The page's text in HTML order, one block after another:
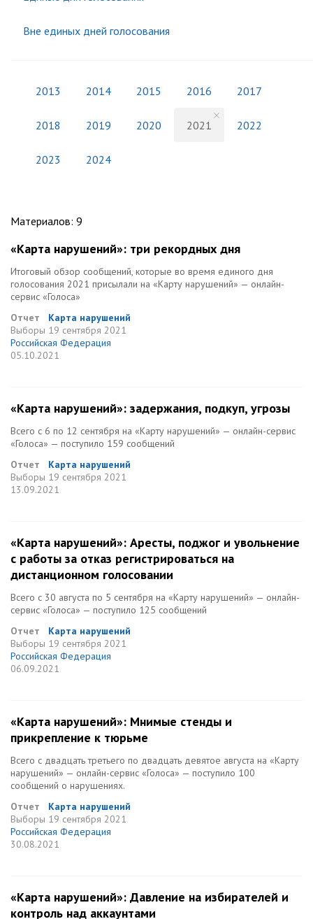
Вне единых дней голосования
2013 2014 2015 2016 2017
2018 2019 2020 2021 2022
2023 2024
Материалов: 9
«Карта нарушений»: три рекордных дня
Итоговый обзор сообщений, которые во время единого дня
голосования 2021 присылали на «Карту нарушений» — онлайн-
сервис «Голоса»
Отчет
Карта нарушений
Выборы 19 сентября 2021
Российская Федерация
05.10.2021
«Карта нарушений»: задержания, подкуп, угрозы
Всего с 6 по 12 сентября на «Карту нарушений» — онлайн-сервис
«Голоса» — поступило 159 сообщений
Отчет
Карта нарушений
Выборы 19 сентября 2021
13.09.2021
«Карта нарушений»: Аресты, поджог и увольнение
с работы за отказ регистрироваться на
дистанционном голосовании
Всего с 30 августа по 5 сентября на «Карту нарушений» — онлайн-
сервис «Голоса» — поступило 125 сообщений
Отчет
Карта нарушений
Выборы 19 сентября 2021
Российская Федерация
06.09.2021
«Карта нарушений»: Мнимые стенды и
прикрепление к тюрьме
Всего с двадцать третьего по двадцать девятое августа на «Карту
нарушений» — онлайн-сервис «Голоса» — поступило 100
сообщений о нарушениях.
Отчет
Карта нарушений
Выборы 19 сентября 2021
Российская Федерация
30.08.2021
«Карта нарушений»: Давление на избирателей и
контроль над аккаунтами